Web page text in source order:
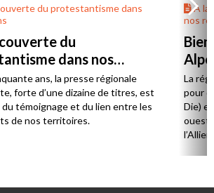
du protestantisme dans
du
dans nos
ans, la presse régionale
forte d’une dizaine de titres, est
du témoignage et du lien entre les
de nos territoires.
À la
nos
La
pour
Die)
ouest,